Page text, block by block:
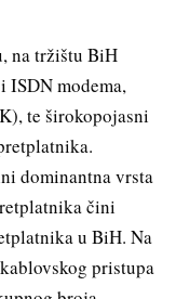
na tržištu BiH
ISDN modema,
te širokopojasni
dominantna vrsta
čini
u BiH. Na
pristupa